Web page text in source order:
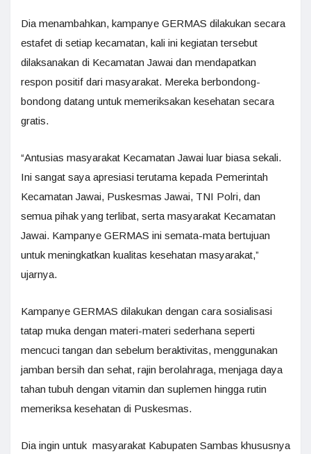
Dia menambahkan, kampanye GERMAS dilakukan secara
estafet di setiap kecamatan, kali ini kegiatan tersebut
dilaksanakan di Kecamatan Jawai dan mendapatkan
respon positif dari masyarakat. Mereka berbondong-
bondong datang untuk memeriksakan kesehatan secara
gratis.
“Antusias masyarakat Kecamatan Jawai luar biasa sekali.
Ini sangat saya apresiasi terutama kepada Pemerintah
Kecamatan Jawai, Puskesmas Jawai, TNI Polri, dan
semua pihak yang terlibat, serta masyarakat Kecamatan
Jawai. Kampanye GERMAS ini semata-mata bertujuan
untuk meningkatkan kualitas kesehatan masyarakat,”
ujarnya.
Kampanye GERMAS dilakukan dengan cara sosialisasi
tatap muka dengan materi-materi sederhana seperti
mencuci tangan dan sebelum beraktivitas, menggunakan
jamban bersih dan sehat, rajin berolahraga, menjaga daya
tahan tubuh dengan vitamin dan suplemen hingga rutin
memeriksa kesehatan di Puskesmas.
Dia ingin untuk masyarakat Kabupaten Sambas khususnya